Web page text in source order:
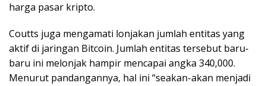
harga pasar kripto.
Coutts juga mengamati lonjakan jumlah entitas yang
aktif di jaringan Bitcoin. Jumlah entitas tersebut baru-
baru ini melonjak hampir mencapai angka 340,000.
Menurut pandangannya, hal ini “seakan-akan menjadi